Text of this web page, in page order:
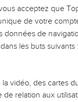
: « Sept. Et
et les donne aux
restent : cela
les enfants !
acceptez que
de votre
données de
les buts suivants :
vidéo, des cartes
relation aux